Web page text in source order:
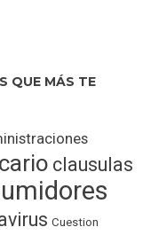
QUE MÁS TE
clausulas
Cuestion